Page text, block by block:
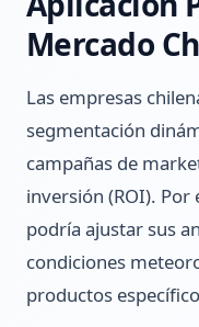
Mercado
Las empresas
segmentación
campañas de
inversión (ROI).
podría ajustar sus
condiciones
productos